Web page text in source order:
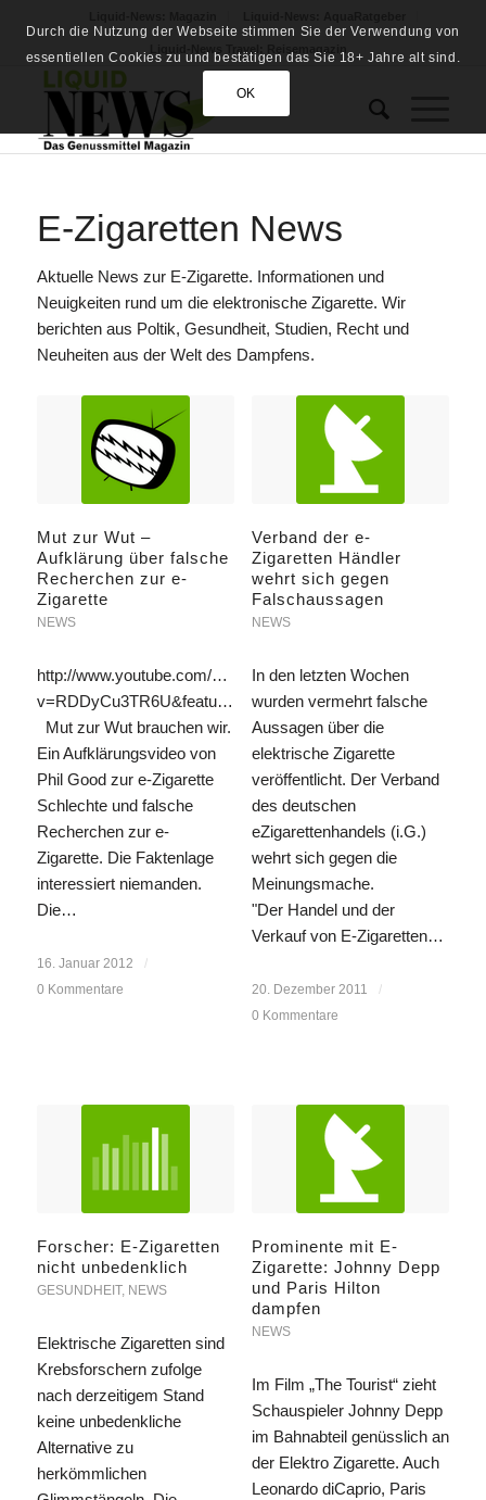
E-Zigaretten News
Aktuelle News zur E-Zigarette. Informationen und
Neuigkeiten rund um die elektronische Zigarette. Wir
berichten aus Poltik, Gesundheit, Studien, Recht und
Neuheiten aus der Welt des Dampfens.
Mut zur Wut –
Aufklärung über falsche
Recherchen zur e-
Zigarette
NEWS
http://www.youtube.com/watch?
v=RDDyCu3TR6U&feature=player_embedded
Mut zur Wut brauchen wir.
Ein Aufklärungsvideo von
Phil Good zur e-Zigarette
Schlechte und falsche
Recherchen zur e-
Zigarette. Die Faktenlage
interessiert niemanden.
Die…
16. Januar 2012
/
0 Kommentare
Verband der e-
Zigaretten Händler
wehrt sich gegen
Falschaussagen
NEWS
In den letzten Wochen
wurden vermehrt falsche
Aussagen über die
elektrische Zigarette
veröffentlicht. Der Verband
des deutschen
eZigarettenhandels (i.G.)
wehrt sich gegen die
Meinungsmache.
"Der Handel und der
Verkauf von E-Zigaretten…
20. Dezember 2011
/
0 Kommentare
Forscher: E-Zigaretten
nicht unbedenklich
GESUNDHEIT, NEWS
Elektrische Zigaretten sind
Krebsforschern zufolge
nach derzeitigem Stand
keine unbedenkliche
Alternative zu
herkömmlichen
Prominente mit E-
Zigarette: Johnny Depp
und Paris Hilton
dampfen
NEWS
Im Film „The Tourist“ zieht
Schauspieler Johnny Depp
im Bahnabteil genüsslich an
der Elektro Zigarette. Auch
Leonardo diCaprio, Paris
Durch die Nutzung der Webseite stimmen Sie der Verwendung von
essentiellen Cookies zu und bestätigen das Sie 18+ Jahre alt sind.
OK